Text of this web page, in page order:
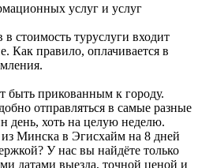
услуг и услуг
стоимость туруслуги входит
Как правило, оплачивается в
прикованным к городу.
отправляться в самые разные
день, хоть на целую неделю.
из Минска в Эгисхайм на 8 дней
У нас вы найдёте только
датами выезда, точной ценой и